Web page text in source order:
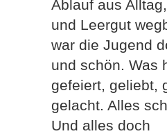
Ablauf aus
und Leergut
war die Jugend
und schön. Was
gefeiert, geliebt,
gelacht. Alles
Und alles doch